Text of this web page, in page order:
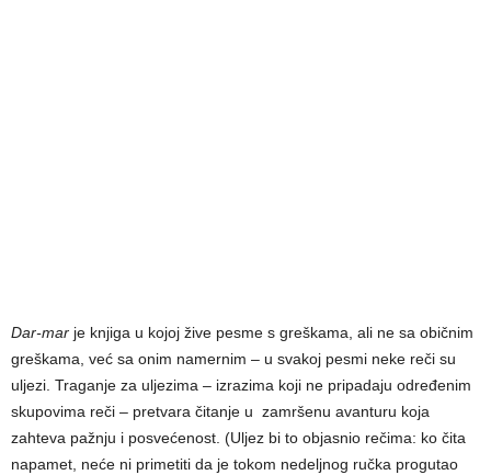
Dar-mar je knjiga u kojoj žive pesme s greškama, ali ne sa običnim
greškama, već sa onim namernim – u svakoj pesmi neke reči su
uljezi. Traganje za uljezima – izrazima koji ne pripadaju određenim
skupovima reči – pretvara čitanje u zamršenu avanturu koja
zahteva pažnju i posvećenost. (Uljez bi to objasnio rečima: ko čita
napamet, neće ni primetiti da je tokom nedeljnog ručka progutao